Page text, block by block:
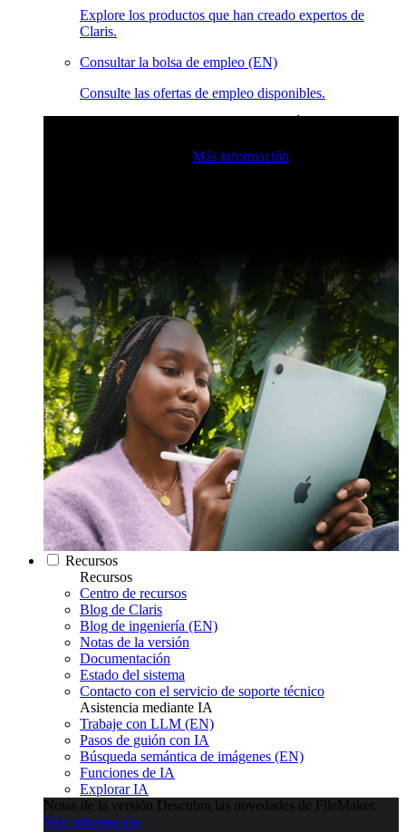
Explore los productos que han creado expertos de
Claris.
Consultar la bolsa de empleo (EN)
Consulte las ofertas de empleo disponibles.
Más información
Recursos
Recursos
Centro de recursos
Blog de Claris
Blog de ingeniería (EN)
Notas de la versión
Documentación
Estado del sistema
Contacto con el servicio de soporte técnico
Asistencia mediante IA
Trabaje con LLM (EN)
Pasos de guión con IA
Búsqueda semántica de imágenes (EN)
Funciones de IA
Explorar IA
Notas de la versión Descubra las novedades de FileMaker.
Más información